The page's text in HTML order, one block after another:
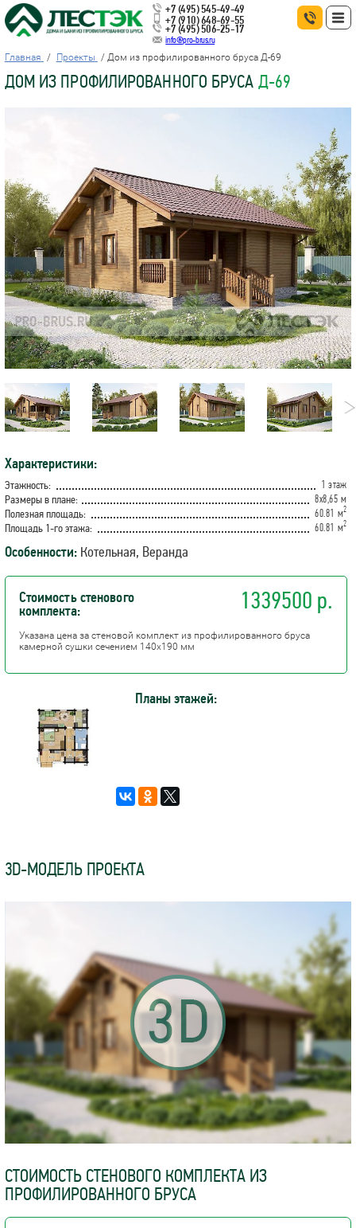
+7 (495) 545-49-49
+7 (910) 648-69-55
+7 (495) 506-25-17
info@pro-brus.ru
Главная Проекты Дом из профилированного бруса Д-69
ДОМ ИЗ ПРОФИЛИРОВАННОГО БРУСА Д-69
Характеристики:
Этажность: 1 этаж
Размеры в плане: 8х8,65 м
Полезная площадь: 60.81 м2
Площадь 1-го этажа: 60.81 м2
Особенности: Котельная, Веранда
Стоимость стенового
комплекта:
1339500 р.
Указана цена за стеновой комплект из профилированного бруса
камерной сушки сечением 140х190 мм
Планы этажей:
3D-МОДЕЛЬ ПРОЕКТА
СТОИМОСТЬ СТЕНОВОГО КОМПЛЕКТА ИЗ
ПРОФИЛИРОВАННОГО БРУСА